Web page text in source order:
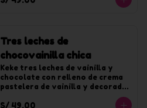
Tres leches de
chocovainilla chica
Keke tres leches de vainilla y
chocolate con relleno de crema
pastelera de vainilla y decorado
Para 10 tajadas
S/ 49.00